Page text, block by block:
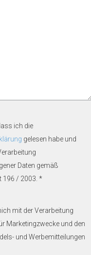
ich die
gelesen habe und
Daten gemäß
196 / 2003. *
mit der Verarbeitung
Marketingzwecke und den
und Werbemitteilungen